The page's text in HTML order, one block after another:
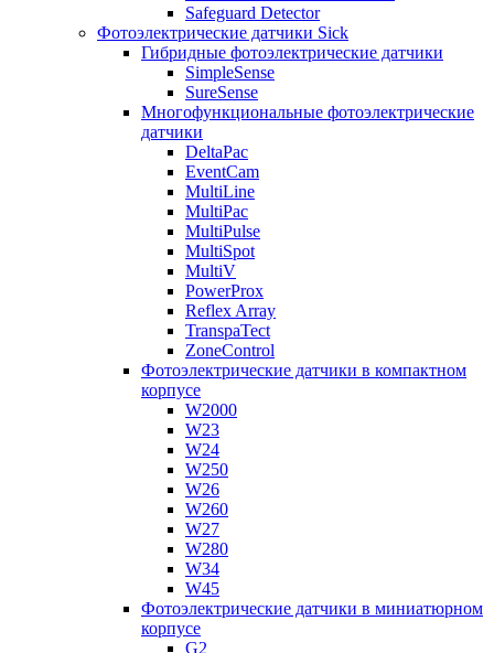
Safeguard Detector
Фотоэлектрические датчики Sick
Гибридные фотоэлектрические датчики
SimpleSense
SureSense
Многофункциональные фотоэлектрические
датчики
DeltaPac
EventCam
MultiLine
MultiPac
MultiPulse
MultiSpot
MultiV
PowerProx
Reflex Array
TranspaTect
ZoneControl
Фотоэлектрические датчики в компактном
корпусе
W2000
W23
W24
W250
W26
W260
W27
W280
W34
W45
Фотоэлектрические датчики в миниатюрном
корпусе
G2